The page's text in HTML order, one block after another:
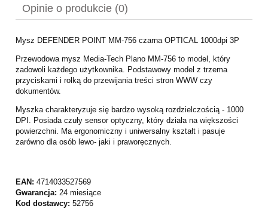
Opinie o produkcie (0)
Mysz DEFENDER POINT MM-756 czarna OPTICAL 1000dpi 3P
Przewodowa mysz Media-Tech Plano MM-756 to model, który
zadowoli każdego użytkownika. Podstawowy model z trzema
przyciskami i rolką do przewijania treści stron WWW czy
dokumentów.
Myszka charakteryzuje się bardzo wysoką rozdzielczością - 1000
DPI. Posiada czuły sensor optyczny, który działa na większości
powierzchni. Ma ergonomiczny i uniwersalny kształt i pasuje
zarówno dla osób lewo- jaki i praworęcznych.
EAN: 4714033527569
Gwarancja: 24 miesiące
Kod dostawcy: 52756